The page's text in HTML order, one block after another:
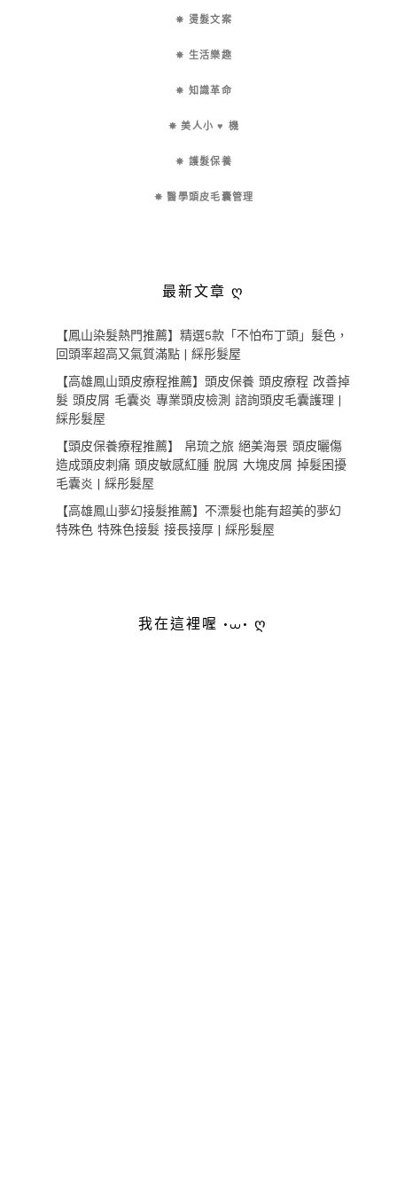
✵ 燙髮文案
✵ 生活樂趣
✵ 知識革命
✵ 美人小 ♥ 機
✵ 護髮保養
✵ 醫學頭皮毛囊管理
最新文章 ღ
【鳳山染髮熱門推薦】精選5款「不怕布丁頭」髮色，
回頭率超高又氣質滿點 | 綵彤髮屋
【高雄鳳山頭皮療程推薦】頭皮保養 頭皮療程 改善掉
髮 頭皮屑 毛囊炎 專業頭皮檢測 諮詢頭皮毛囊護理 |
綵彤髮屋
【頭皮保養療程推薦】 帛琉之旅 絕美海景 頭皮曬傷
造成頭皮刺痛 頭皮敏感紅腫 脫屑 大塊皮屑 掉髮困擾
毛囊炎 | 綵彤髮屋
【高雄鳳山夢幻接髮推薦】不漂髮也能有超美的夢幻
特殊色 特殊色接髮 接長接厚 | 綵彤髮屋
我在這裡喔 •⩊• ღ